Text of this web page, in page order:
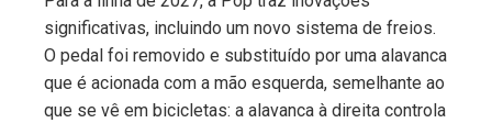
significativas, incluindo um novo sistema de freios.
O pedal foi removido e substituído por uma alavanca
que é acionada com a mão esquerda, semelhante ao
que se vê em bicicletas: a alavanca à direita controla